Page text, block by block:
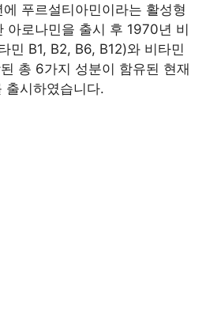
푸르설티아민이라는 활성형
아로나민을 출시 후 1970년 비
민 B1, B2, B6, B12)와 비타민
총 6가지 성분이 함유된 현재
출시하였습니다.